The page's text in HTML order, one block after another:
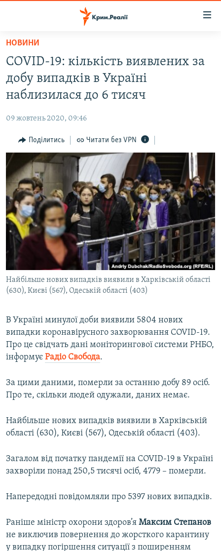
Перейти
основного
матеріалу
Перейти
до
основної
Перейти
до
пошуку
ВОДА.КРИМ
ВІДЕО ТА ФОТО
БЛОГИ
ПОГЛЯД
ІНТЕРВ'Ю
ВСЕ ЗА ДЕНЬ
СПЕЦПРОЕКТИ
ДЕПОРТАЦІЯ
ВІДЕОУРОКИ «ELIFBE»
СВІДЧЕННЯ ОКУПАЦІЇ
УКРАЇНСЬКА ПРОБЛЕМА КРИМУ
ІНФОГРАФІКА
ЯК ОБІЙТИ БЛОКУВАННЯ
Русский
Qırımtatar
ДОЛУЧАЙСЯ!
Усі сайти RFE/RL
НОВИНИ
COVID-19: кількість виявлених за
добу випадків в Україні
наблизилася до 6 тисяч
09 жовтень 2020, 09:46
Поділитись Читати без VPN
Найбільше нових випадків виявили в Харківській області
(630), Києві (567), Одеській області (403)
В Україні минулої доби виявили 5804 нових
випадки коронавірусного захворювання COVID-19.
Про це свідчать дані моніторингової системи РНБО,
інформує Радіо Свобода.
За цими даними, померли за останню добу 89 осіб.
Про те, скільки людей одужали, даних немає.
Найбільше нових випадків виявили в Харківській
області (630), Києві (567), Одеській області (403).
Загалом від початку пандемії на COVID-19 в Україні
захворіли понад 250,5 тисячі осіб, 4779 – померли.
Напередодні повідомляли про 5397 нових випадків.
Раніше міністр охорони здоров’я Максим Степанов
не виключив повернення до жорсткого карантину
у випадку погіршення ситуації з поширенням